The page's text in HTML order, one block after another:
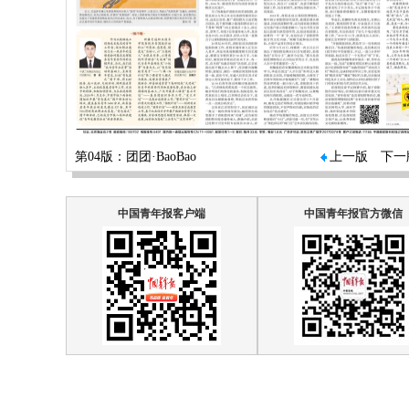
第04版：团团·BaoBao 上一版 下一
中国青年报客户端 中国青年报官方微信